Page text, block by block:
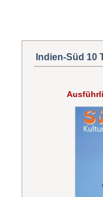
Indien-Süd 10